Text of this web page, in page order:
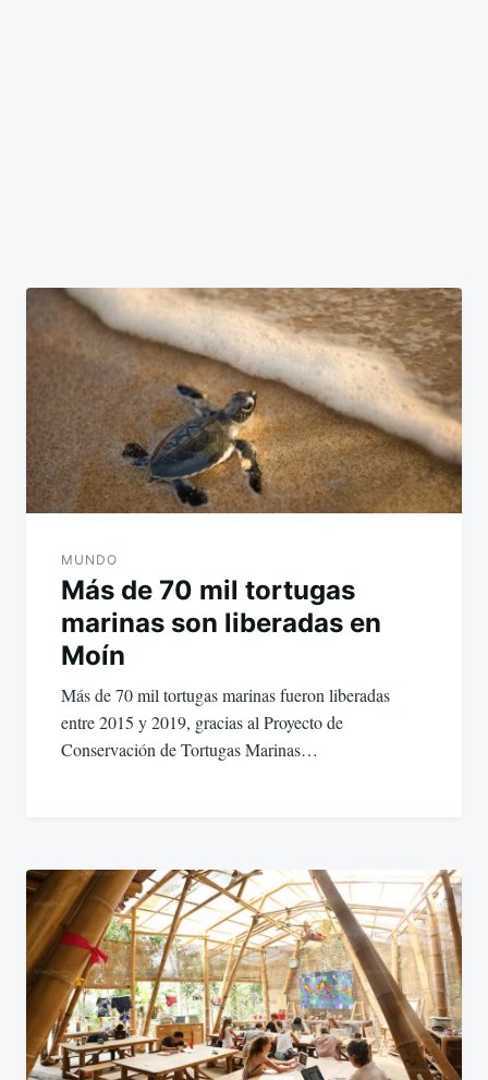
MUNDO
Más de 70 mil tortugas
marinas son liberadas en
Moín
Más de 70 mil tortugas marinas fueron liberadas
entre 2015 y 2019, gracias al Proyecto de
Conservación de Tortugas Marinas…